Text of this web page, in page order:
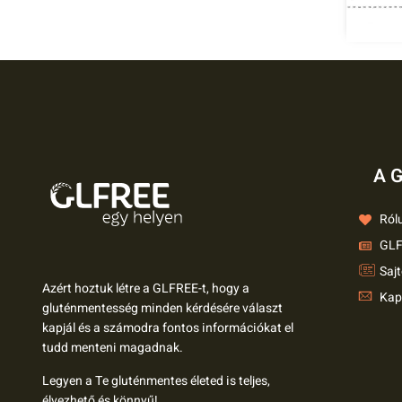
Azért hoztuk létre a GLFREE-t, hogy a
gluténmentesség minden kérdésére választ
kapjál és a számodra fontos információkat el
tudd menteni magadnak.
Legyen a Te gluténmentes életed is teljes,
A